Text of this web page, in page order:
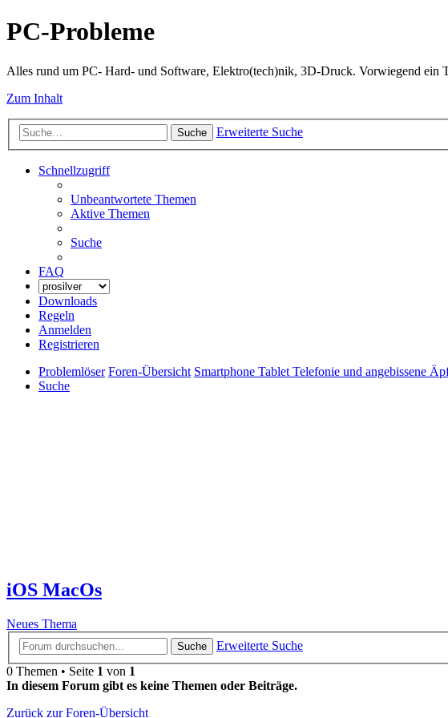
PC-Probleme
Alles rund um PC- Hard- und Software, Elektro(tech)nik, 3D-Druck. Vorwiegend ein
Zum Inhalt
Suche Erweiterte Suche
Schnellzugriff
Unbeantwortete Themen
Aktive Themen
Suche
FAQ
Downloads
Regeln
Anmelden
Registrieren
Problemlöser Foren-Übersicht Smartphone Tablet Telefonie und angebissene
Suche
iOS MacOs
Neues Thema
Suche
Erweiterte Suche
0 Themen • Seite 1 von 1
In diesem Forum gibt es keine Themen oder Beiträge.
Zurück zur Foren-Übersicht